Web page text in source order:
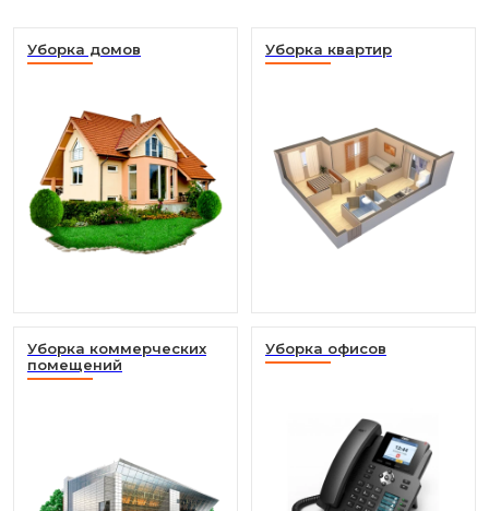
Уборка домов Уборка квартир
Уборка коммерческих
помещений
Уборка офисов